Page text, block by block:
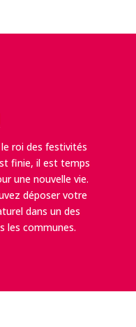
roi des festivités
finie, il est temps
une nouvelle vie.
déposer votre
dans un des
les communes.